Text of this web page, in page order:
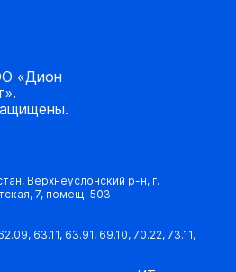
«Дион
Верхнеуслонский р-н, г.
7, помещ. 503
63.11, 63.91, 69.10, 70.22, 73.11,